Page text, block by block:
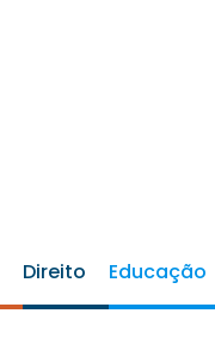
Direito Educação